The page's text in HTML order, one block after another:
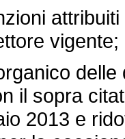
attribuiti
vigente;
delle
il sopra
2013 e